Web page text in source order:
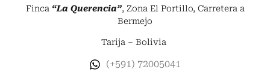
Finca “La Querencia”, Zona El Portillo, Carretera a
Bermejo
Tarija – Bolivia
(+591) 72005041